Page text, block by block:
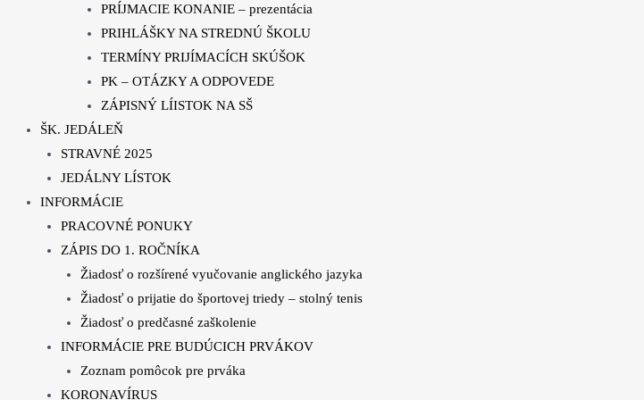
PRÍJMACIE KONANIE – prezentácia
PRIHLÁŠKY NA STREDNÚ ŠKOLU
TERMÍNY PRIJÍMACÍCH SKÚŠOK
PK – OTÁZKY A ODPOVEDE
ZÁPISNÝ LÍISTOK NA SŠ
ŠK. JEDÁLEŇ
STRAVNÉ 2025
JEDÁLNY LÍSTOK
INFORMÁCIE
PRACOVNÉ PONUKY
ZÁPIS DO 1. ROČNÍKA
Žiadosť o rozšírené vyučovanie anglického jazyka
Žiadosť o prijatie do športovej triedy – stolný tenis
Žiadosť o predčasné zaškolenie
INFORMÁCIE PRE BUDÚCICH PRVÁKOV
Zoznam pomôcok pre prváka
KORONAVÍRUS